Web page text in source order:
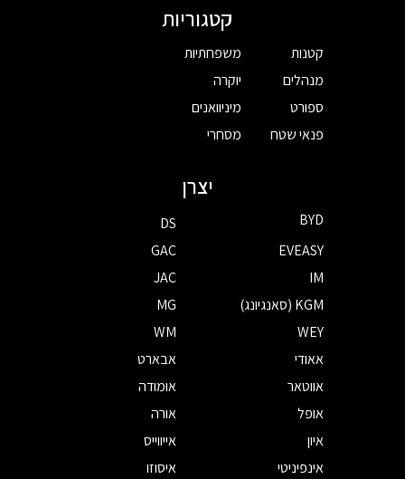
קטגוריות
קטנות
מנהלים
ספורט
פנאי שטח
משפחתיות
יוקרה
מיניוואנים
מסחרי
יצרן
BYD
DS
EVEASY
GAC
IM
JAC
KGM (סאנגיונג)
MG
WEY
WM
אאודי
אבארט
אווטאר
אומודה
אופל
אורה
איון
אייווייס
אינפיניטי
איסוזו